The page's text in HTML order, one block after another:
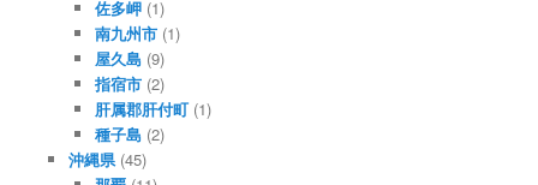
佐多岬 (1)
南九州市 (1)
屋久島 (9)
指宿市 (2)
肝属郡肝付町 (1)
種子島 (2)
沖縄県(45)